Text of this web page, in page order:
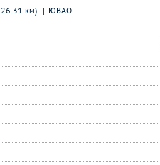
км) ЮВАО